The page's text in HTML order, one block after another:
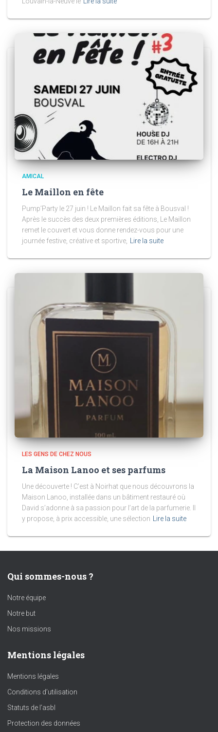
AMICAL
Le Maillon en fête
Pump’Party le 27 juin ! Le Maillon fait sa fête à Bousval !
Après le succès des deux premières éditions, Le Maillon
remet le couvert et vous donne rendez-vous pour une
journée festive, créative et sportive,
Lire la suite
LES GENS DE CHEZ NOUS
La Maison Lanoo et ses parfums
Une découverte ! C’est à Noirhat que nous découvrons la
Maison Lanoo, installée dans un bâtiment restauré où
David s’adonne à sa passion pour l’art de la parfumerie. Il
y propose, à prix accessible, une sélection
Lire la suite
Qui sommes-nous ?
Notre équipe
Notre but
Nos missions
Mentions légales
Mentions légales
Conditions d’utilisation
Statuts de l’asbl
Protection des données